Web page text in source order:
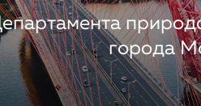
города